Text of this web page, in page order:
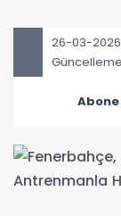
26-03-2026